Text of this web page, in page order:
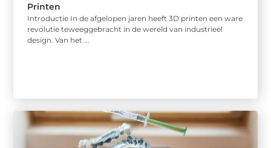
Printen
Introductie In de afgelopen jaren heeft 3D printen een ware
revolutie teweeggebracht in de wereld van industrieel
design. Van het ...